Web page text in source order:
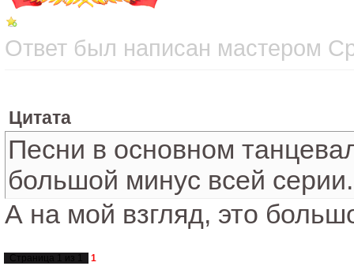
Ответ был написан мастером
Цитата
Песни в основном
большой минус всей серии.
А на мой взгляд, это
Страница 1 из 1 1